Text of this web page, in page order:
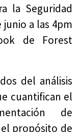
la Seguridad
junio a las 4pm
de Forest
del análisis
cuantifican el
de
propósito de